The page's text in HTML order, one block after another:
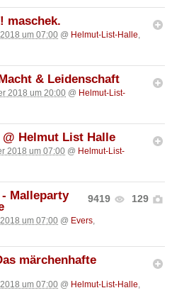
maschek.
um 07:00 @ Helmut-List-Halle
& Leidenschaft
2018 um 20:00 @ Helmut-List-
Helmut List Halle
2018 um 07:00 @ Helmut-List-
9419 129
Malleparty
um 07:00 @ Evers
märchenhafte
um 07:00 @ Helmut-List-Halle,